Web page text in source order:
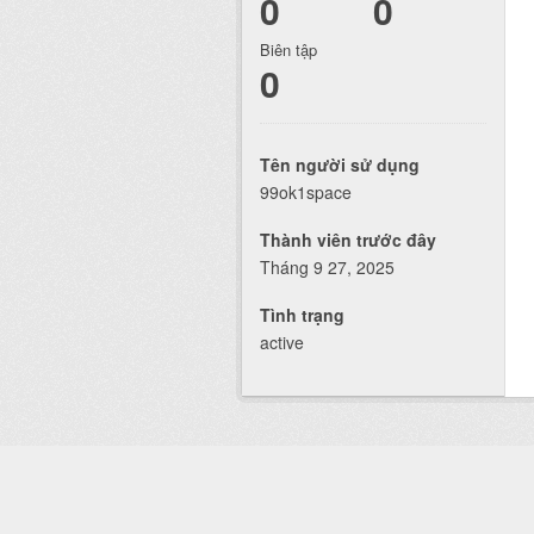
0 0
Biên tập
0
Tên người sử dụng
99ok1space
Thành viên trước đây
Tháng 9 27, 2025
Tình trạng
active